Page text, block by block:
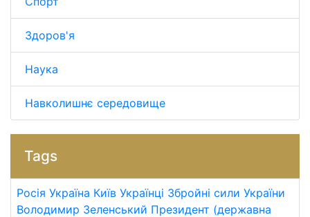
Здоров'я
Наука
Навколишнє середовище
Tags
Росія Україна Київ Українці Збройні сили України
Володимир Зеленський Президент (державна